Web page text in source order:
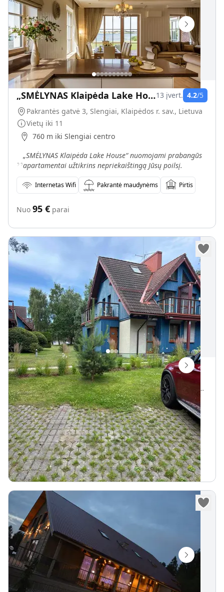
„SMĖLYNAS Klaipėda Lake House“13 įvert. 4.2/5
Pakrantės gatvė 3, Slengiai, Klaipėdos r. sav., Lietuva
Vietų iki 11
760 m iki Slengiai centro
„„SMĖLYNAS Klaipėda Lake House“ nuomojami prabangūs
apartamentai užtikrins nepriekaištingą Jūsų poilsį.
Internetas Wifi Pakrantė maudynėms Pirtis
Nuo 95 € parai
Kotedžo nuoma G.D.Kuverto g. 15B
G. D. Kuverto g. 15b, Nida, Neringos savivaldybė, Lietuva
Vietų iki5
210 m iki Kuršių marios
480 m iki Nida centro
„Išnuomojamas 3 kambarių kotedžas (65m2) su visais
patogumais (iki 6 asmenų).
Nuo 180€ parai